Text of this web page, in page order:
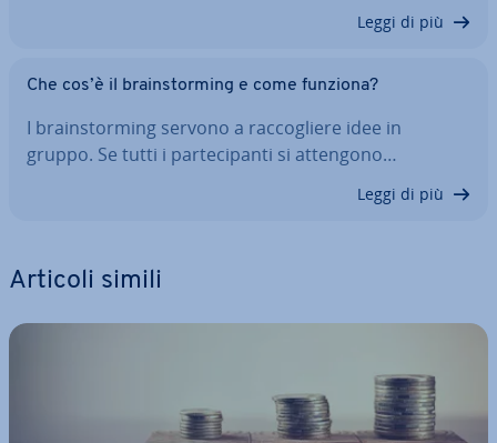
Leggi di più
Che cos’è il brain­stor­ming e come funziona?
I brain­stor­ming servono a rac­co­glie­re idee in
gruppo. Se tutti i par­te­ci­pan­ti si attengono…
Leggi di più
Articoli simili